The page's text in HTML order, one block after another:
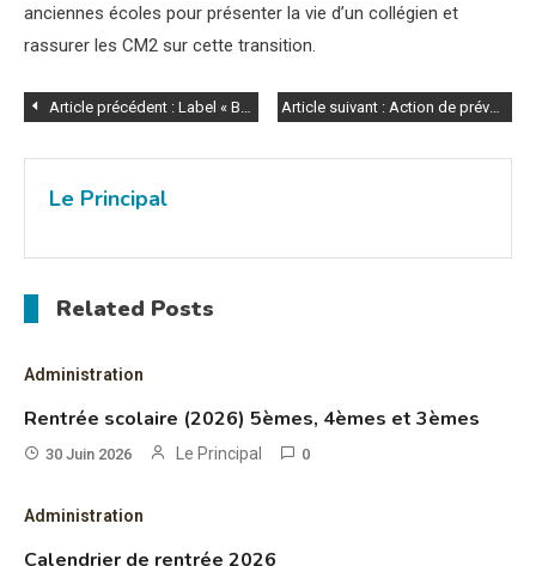
anciennes écoles pour présenter la vie d’un collégien et
rassurer les CM2 sur cette transition.
Navigation
de
l’article
Article précédent : Label « BIODIVERCITY » Article suivant : Action de prévention – transports scolaires
Le Principal
Related Posts
Administration
Rentrée scolaire (2026) 5èmes, 4èmes et 3èmes
30 Juin 2026 Le Principal 0
Administration
Calendrier de rentrée 2026